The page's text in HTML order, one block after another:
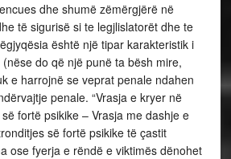
dhe shumë zëmërgjërë në
të sigurisë si te legjlislatorët dhe te
është një tipar karakteristik i
do që një punë ta bësh mire,
e harrojnë se veprat penale ndahen
penale. “Vrasja e kryer në
fortë psikike – Vrasja me dashje e
së fortë psikike të çastit
ose fyerja e rëndë e viktimës dënohet